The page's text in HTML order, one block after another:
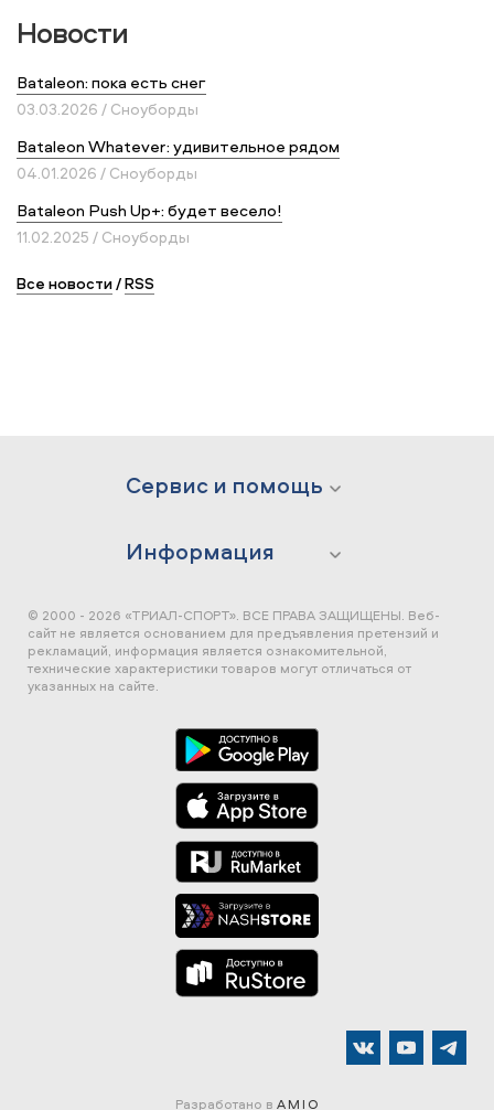
Новости
Bataleon: пока есть снег
03.03.2026 / Сноуборды
Bataleon Whatever: удивительное рядом
04.01.2026 / Сноуборды
Bataleon Push Up+: будет весело!
11.02.2025 / Сноуборды
Все новости/RSS
Сервис и помощь
Информация
© 2000 - 2026 «ТРИАЛ-СПОРТ». ВСЕ ПРАВА ЗАЩИЩЕНЫ. Веб-
сайт не является основанием для предъявления претензий и
рекламаций, информация является ознакомительной,
технические характеристики товаров могут отличаться от
указанных на сайте.
Разработано в AMIO